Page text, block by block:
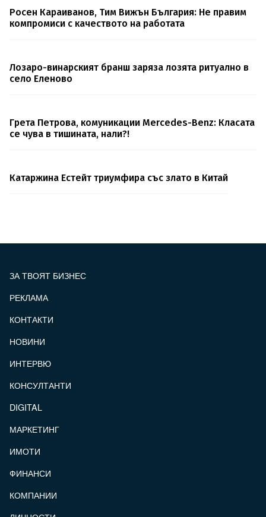
Росен Караиванов, Тим Вижън България: Не правим
компромиси с качеството на работата
Лозаро-винарският бранш заряза лозята ритуално в
село Еленово
Грета Петрова, комуникации Mercedes-Benz: Класата
се чува в тишината, нали?!
Катаржина Естейт триумфира със злато в Китай
ЗА ТВОЯТ БИЗНЕС
РЕКЛАМА
КОНТАКТИ
НОВИНИ
ИНТЕРВЮ
КОНСУЛТАНТИ
DIGITAL
МАРКЕТИНГ
ИМОТИ
ФИНАНСИ
КОМПАНИИ